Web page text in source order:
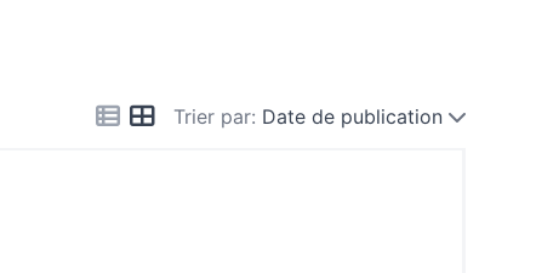
Trier par: Date de publication